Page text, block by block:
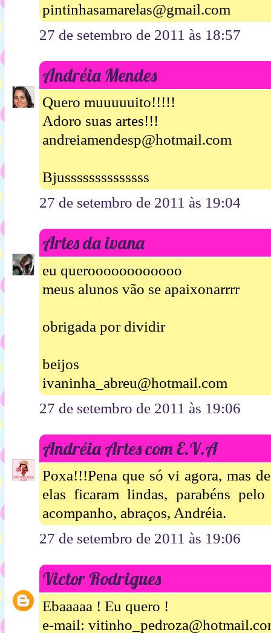
pintinhasamarelas@gmail.com
27 de setembro de 2011 às 18:57
Andréia Mendes
Quero muuuuuito!!!!!
Adoro suas artes!!!
andreiamendesp@hotmail.com
Bjussssssssssssss
27 de setembro de 2011 às 19:04
Artes da ivana
eu queroooooooooooo
meus alunos vão se apaixonarrrr
obrigada por dividir
beijos
ivaninha_abreu@hotmail.com
27 de setembro de 2011 às 19:06
Andréia Artes com E.V.A
Poxa!!!Pena que só vi agora, mas
elas ficaram lindas, parabéns
acompanho, abraços, Andréia.
27 de setembro de 2011 às 19:06
Victor Rodrigues
Ebaaaaa ! Eu quero !
e-mail: